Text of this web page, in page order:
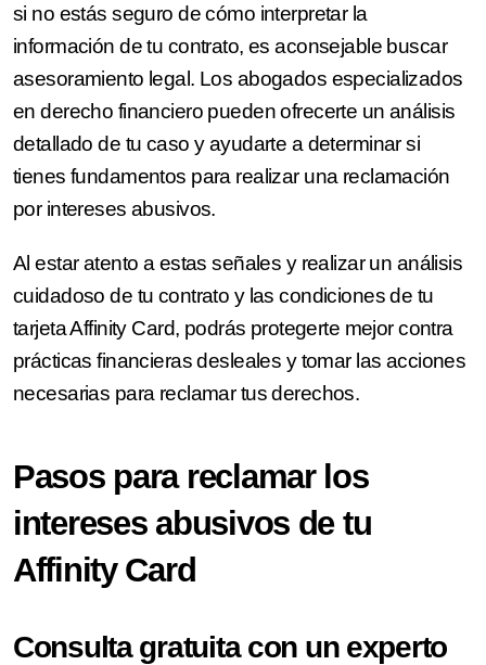
si no estás seguro de cómo interpretar la
información de tu contrato, es aconsejable buscar
asesoramiento legal. Los abogados especializados
en derecho financiero pueden ofrecerte un análisis
detallado de tu caso y ayudarte a determinar si
tienes fundamentos para realizar una reclamación
por intereses abusivos.
Al estar atento a estas señales y realizar un análisis
cuidadoso de tu contrato y las condiciones de tu
tarjeta Affinity Card, podrás protegerte mejor contra
prácticas financieras desleales y tomar las acciones
necesarias para reclamar tus derechos.
Pasos para reclamar los
intereses abusivos de tu
Affinity Card
Consulta gratuita con un experto